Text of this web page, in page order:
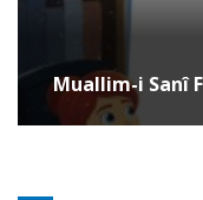
Muallim-i Sanî